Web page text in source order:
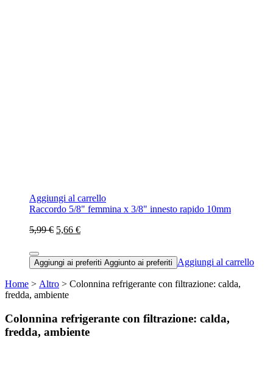
Aggiungi al carrello
Raccordo 5/8" femmina x 3/8" innesto rapido 10mm
5,99 € 5,66 €
Aggiungi ai preferiti Aggiunto ai preferiti Aggiungi al carrello
Home > Altro > Colonnina refrigerante con filtrazione: calda,
fredda, ambiente
Colonnina refrigerante con filtrazione: calda,
fredda, ambiente